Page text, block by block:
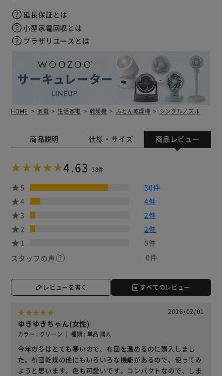
延長保証とは
小型家電回収とは
プラザリユースとは
HOME 家電 生活家電 乾燥機 ふとん乾燥機 シングルノズル
商品説明 仕様・サイズ 商品レビュー
4.63 38件
5
30件
4
4件
3
2件
2
2件
1
0件
スタッフの声
0件
レビューを書く すべてのレビュー
2026/02/01
ゆきゆきちゃん(女性)
カラー : グリーン ｜ 種類 : 単品 購入
今年の冬はとても寒いので、布団を温めるのに購入しまし
た。布団乾燥の他にもいろいろな機能があるので、使ってみ
ようと思います。色も可愛いです。コンパクトなので、しま